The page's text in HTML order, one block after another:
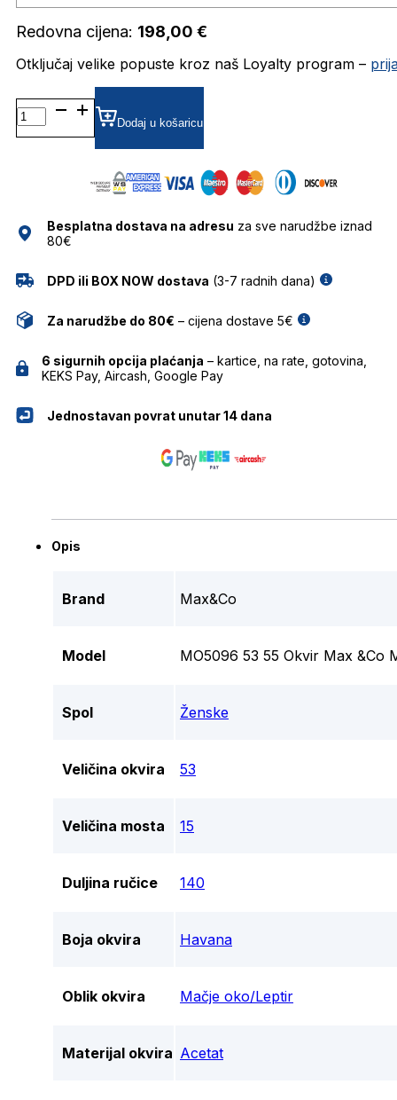
Redovna cijena: 198,00 €
Otključaj velike popuste kroz naš Loyalty program –
MO5096 DIOPTRIJSKI
OKVIRI
MAX&CO.
Dodaj u košaricu
Besplatna dostava na adresu za sve narudžbe iznad
80€
DPD ili BOX NOW dostava (3-7 radnih dana)
Za narudžbe do 80€ – cijena dostave 5€
6 sigurnih opcija plaćanja – kartice, na rate, gotovina,
KEKS Pay, Aircash, Google Pay
Jednostavan povrat unutar 14 dana
Opis
Brand Max&Co
Model MO5096 53 55 Okvir Max &Co
Spol Ženske
Veličina okvira 53
Veličina mosta 15
Duljina ručice 140
Boja okvira Havana
Oblik okvira Mačje oko/Leptir
Materijal okvira Acetat